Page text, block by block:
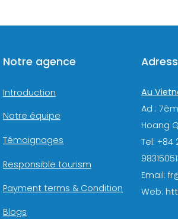
Notre agence
Introduction
Notre équipe
Témoignages
Responsible tourism
Payment terms & Condition
Blogs
Au
Ad :
Hoang
Tel: +84
Email:
Web: